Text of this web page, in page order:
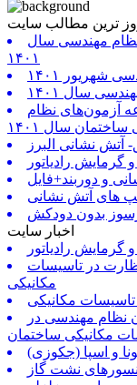
ترین مطالب سایت
نظام مهندسی سال
۱۴۰۱
۱۴۰۱
سال ۱۴۰۱
آزمون‌های نظام
سال ۱۴۰۱
نشانی البرز
رادیاتور
بدون دودکش
اخبار سایت
رادیاتور
در تاسیسات
مکانیکی
مکانیکی
نظام مهندسی در
مکانیکی ساختمان
و اسپا (جکوزی)
نشت گاز